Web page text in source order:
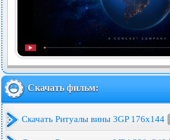
Скачать фильм:
Скачать Ритуалы вины 3GP 176x144